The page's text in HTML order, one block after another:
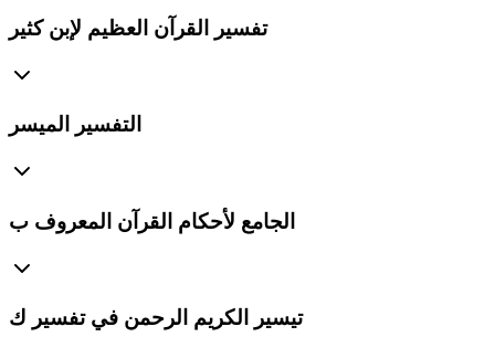
تفسير القرآن العظيم لإبن كثير
التفسير الميسر
الجامع لأحكام القرآن المعروف ب
تيسير الكريم الرحمن في تفسير ك